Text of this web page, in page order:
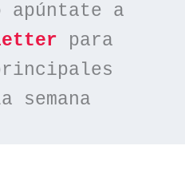
apúntate a
para